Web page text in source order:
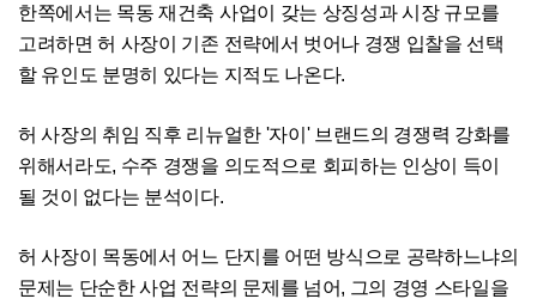
한쪽에서는 목동 재건축 사업이 갖는 상징성과 시장 규모를
고려하면 허 사장이 기존 전략에서 벗어나 경쟁 입찰을 선택
할 유인도 분명히 있다는 지적도 나온다.
허 사장의 취임 직후 리뉴얼한 '자이' 브랜드의 경쟁력 강화를
위해서라도, 수주 경쟁을 의도적으로 회피하는 인상이 득이
될 것이 없다는 분석이다.
허 사장이 목동에서 어느 단지를 어떤 방식으로 공략하느냐의
문제는 단순한 사업 전략의 문제를 넘어, 그의 경영 스타일을